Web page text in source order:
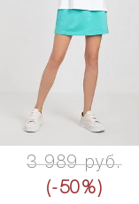
3 989 руб.
(-50%)